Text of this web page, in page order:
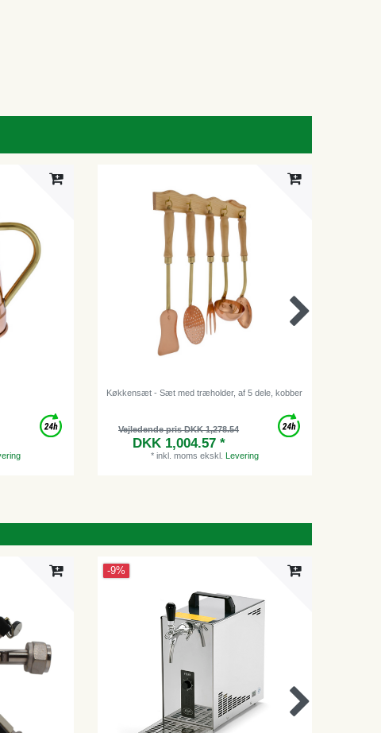
Køkkensæt - Sæt med træholder, af 5 dele, kobber
Vejledende pris DKK 1,278.54
DKK 1,004.57 *
* inkl. moms ekskl. Levering
-9%